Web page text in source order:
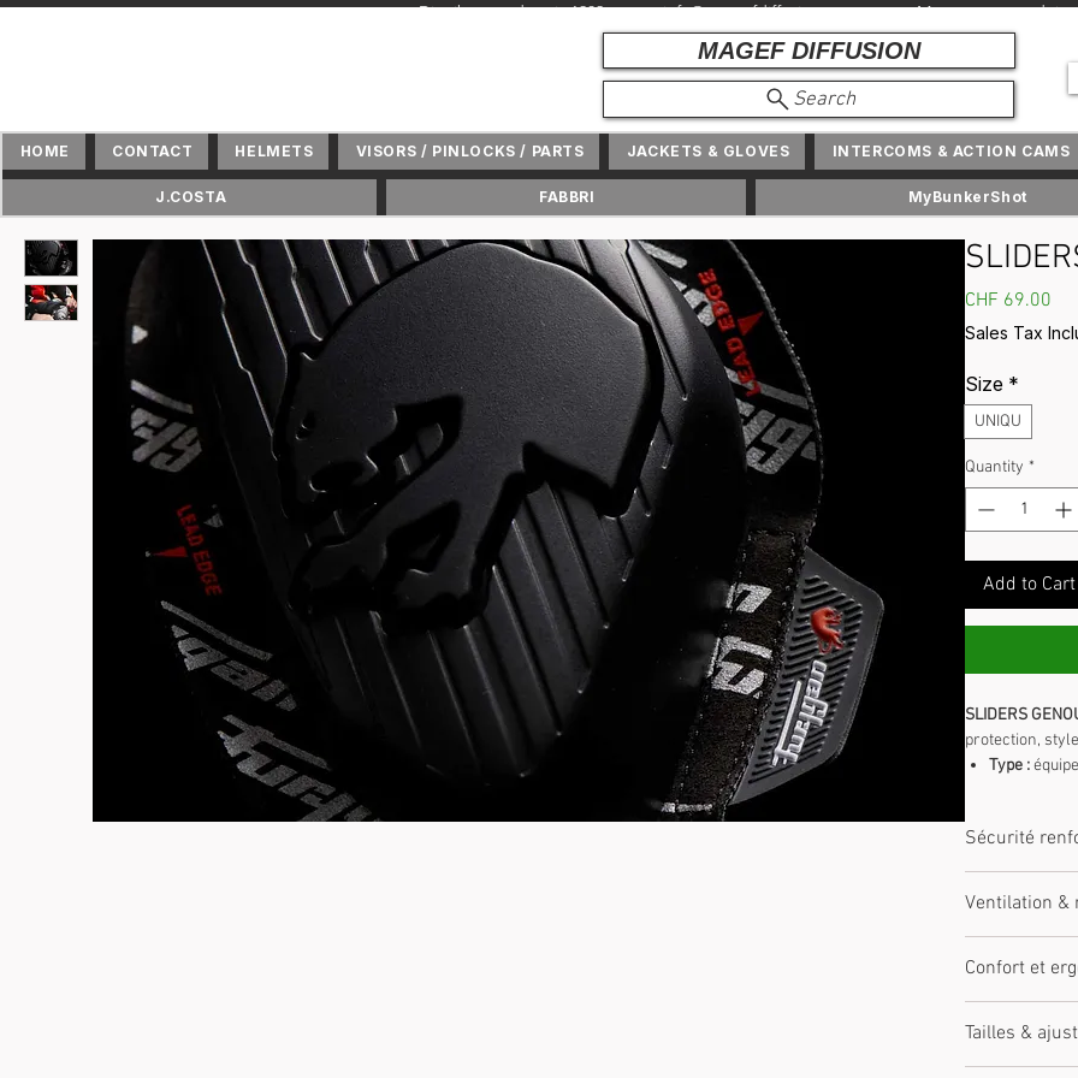
+ Distributeur depuis 1982 + info@ magefdiffusion.com + Marques et produits
MAGEF DIFFUSION
Search
CHF 69.00
Sales Tax
Size *
UNIQU
Quantity *
Add to Cart
SLIDERS
protection,
Type :
Confort :
Sécurité :
Sécurité
l’abrasion.
Ventilation &
réguler la
Confort et
Ajustements
Tailles &
HOME CONTACT HELMETS VISORS / PINLOCKS / PARTS JACKETS & GLOVES INTERCOMS & ACTION CAMS
J.COSTA FABBRI MyBunkerShot